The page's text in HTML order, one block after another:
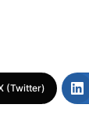
(Twitter)